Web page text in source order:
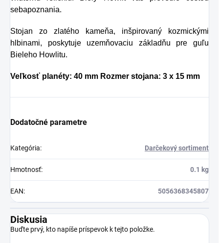
sebapoznania.
Stojan zo zlatého kameňa, inšpirovaný kozmickými
hlbinami, poskytuje uzemňovaciu základňu pre guľu
Bieleho Howlitu.
Veľkosť planéty: 40 mm Rozmer stojana: 3 x 15 mm
Dodatočné parametre
Kategória: Darčekový sortiment
Hmotnosť: 0.1 kg
EAN: 5056368345807
Diskusia
Buďte prvý, kto napíše príspevok k tejto položke.